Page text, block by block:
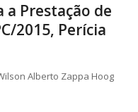
a Prestação de
2015, Perícia
Alberto Zappa Hoog